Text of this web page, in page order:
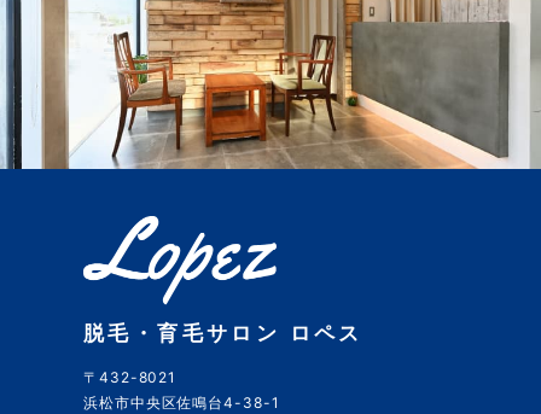
脱毛・育毛サロン ロペス
〒432-8021
浜松市中央区佐鳴台4-38-1